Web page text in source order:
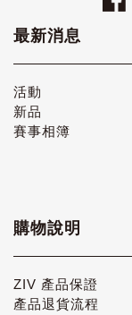
最新消息
活動
新品
賽事相簿
購物說明
ZIV 產品保證
產品退貨流程